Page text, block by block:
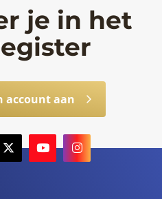
je in het
account aan